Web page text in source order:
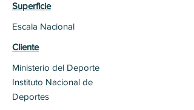
Superficie
Escala Nacional
Cliente
Ministerio del Deporte
Instituto Nacional de
Deportes